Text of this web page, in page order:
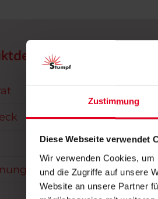
Zustimmung
Diese Webseite verwendet
Wir verwenden Cookies,
und die Zugriffe auf unsere
Website an unsere Partner